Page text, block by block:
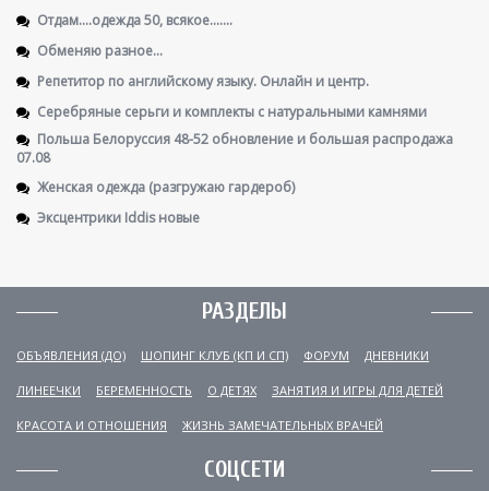
Отдам....одежда 50, всякое.......
Обменяю разное...
Репетитор по английскому языку. Онлайн и центр.
Серебряные серьги и комплекты с натуральными камнями
Польша Белоруссия 48-52 обновление и большая распродажа
07.08
Женская одежда (разгружаю гардероб)
Эксцентрики Iddis новые
РАЗДЕЛЫ
ОБЪЯВЛЕНИЯ (ДО) ШОПИНГ КЛУБ (КП И СП) ФОРУМ ДНЕВНИКИ
ЛИНЕЕЧКИ БЕРЕМЕННОСТЬ О ДЕТЯХ ЗАНЯТИЯ И ИГРЫ ДЛЯ ДЕТЕЙ
КРАСОТА И ОТНОШЕНИЯ ЖИЗНЬ ЗАМЕЧАТЕЛЬНЫХ ВРАЧЕЙ
СОЦСЕТИ